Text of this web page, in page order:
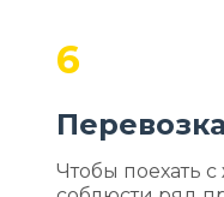
6
Чтобы поехать